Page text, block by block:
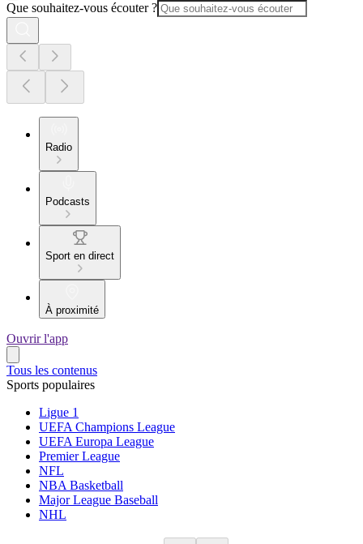
Que souhaitez-vous écouter ?
Radio
Podcasts
Sport en direct
À proximité
Ouvrir l'app
Tous les contenus
Sports populaires
Ligue 1
UEFA Champions League
UEFA Europa League
Premier League
NFL
NBA Basketball
Major League Baseball
NHL